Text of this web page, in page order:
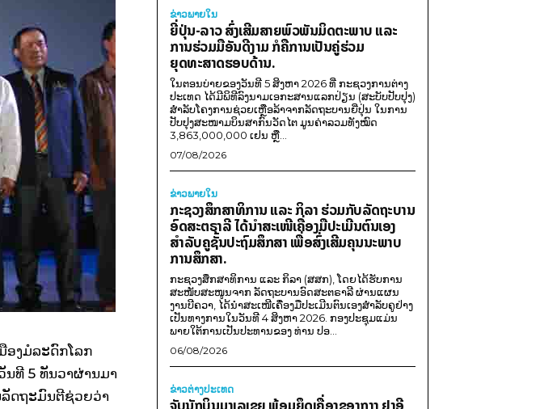
ອງມໍລະດົກໂລກ
ນທີ 5 ທັນວາຜ່ານມາ
ລັດຖະມົນຕີຊ່ວຍວ່າ
ຂ່າວພາຍ​ໃນ
ຍີ່ປຸ່ນ-ລາວ ສົ່ງເສີມສາຍພົວພັນມິດຕະພາບ ແລະ
ການຮ່ວມມືອັນດີງາມ ກໍຄືການເປັນຄູ່ຮ່ວມ
ຍຸດທະສາດຮອບດ້ານ.
ໃນຕອນບ່າຍຂອງວັນທີ 5 ສິງຫາ 2026 ທີ່ ກະຊວງການຕ່າງ
ປະເທດ ໄດ້ມີພິທີລົງນາມເອກະສານແລກປ່ຽນ (ສະບັບປັບປຸງ)
ສໍາລັບໂຄງການຊ່ວຍເຫຼືອລ້າຈາກລັດຖະບານຍີ່ປຸ່ນ ໃນການ
ປັບປຸງສະໜາມບິນສາກົນວັດໄຕ ມູນຄ່າລວມທັງໝົດ
3,863,000,000 ເຢນ ຫຼື...
07/08/2026
ຂ່າວພາຍ​ໃນ
ກະຊວງສຶກສາທິການ ແລະ ກິລາ ຮ່ວມກັບລັດຖະບານ
ອົດສະຕຣາລີ ໄດ້ນຳສະເໜີເຄື່ອງມືປະເມີນຕົນເອງ
ສຳລັບຄູຊັ້ນປະຖົມສຶກສາ ເພື່ອສົ່ງເສີມຄຸນນະພາບ
ການສຶກສາ.
ກະຊວງສຶກສາທິການ ແລະ ກິລາ (ສສກ), ໂດຍໄດ້ຮັບການ
ສະໜັບສະໜູນຈາກ ລັດຖະບານອົດສະຕຣາລີ ຜ່ານແຜນ
ງານບີຄວາ, ໄດ້ນຳສະເໜີເຄື່ອງມືປະເມີນຕົນເອງສຳລັບຄູຢ່າງ
ເປັນທາງການໃນວັນທີ 4 ສິງຫາ 2026. ກອງປະຊຸມແມ່ນ
ພາຍໃຕ້ການເປັນປະທານຂອງ ທ່ານ ປອ...
06/08/2026
ຂ່າວຕ່າງປະເທດ